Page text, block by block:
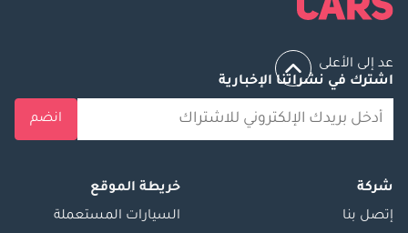
عد إلى الأعلى
اشترك في نشراتنا الإخبارية
انضم
شركة
إتصل بنا
خريطة الموقع
السيارات المستعملة